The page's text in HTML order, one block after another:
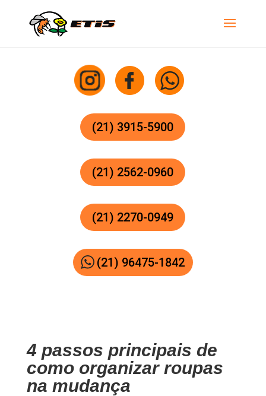
(21) 3915-5900
(21) 2562-0960
(21) 2270-0949
(21) 96475-1842
4 passos principais de
como organizar roupas
na mudança